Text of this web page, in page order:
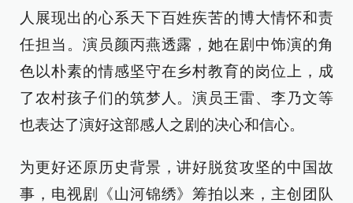
人展现出的心系天下百姓疾苦的博大情怀和责
任担当。演员颜丙燕透露，她在剧中饰演的角
色以朴素的情感坚守在乡村教育的岗位上，成
了农村孩子们的筑梦人。演员王雷、李乃文等
也表达了演好这部感人之剧的决心和信心。
为更好还原历史背景，讲好脱贫攻坚的中国故
事，电视剧《山河锦绣》筹拍以来，主创团队